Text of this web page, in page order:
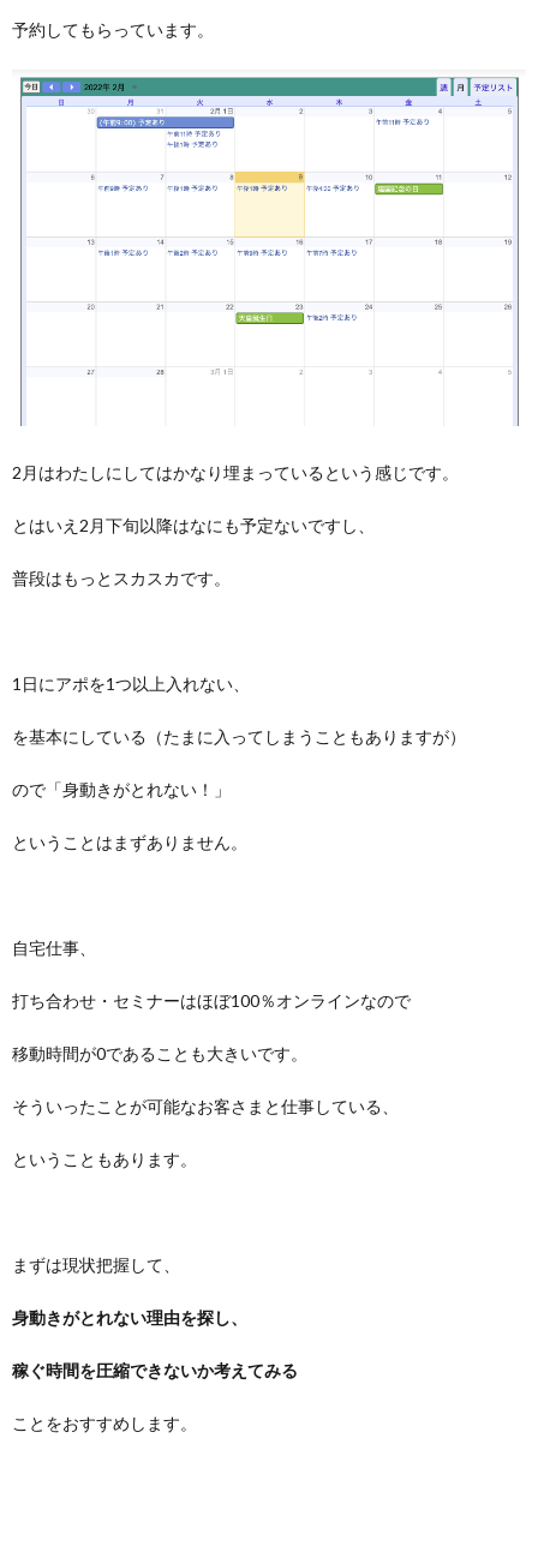
予約してもらっています。
2月はわたしにしてはかなり埋まっているという感じです。
とはいえ2月下旬以降はなにも予定ないですし、
普段はもっとスカスカです。
1日にアポを1つ以上入れない、
を基本にしている（たまに入ってしまうこともありますが）
ので「身動きがとれない！」
ということはまずありません。
自宅仕事、
打ち合わせ・セミナーはほぼ100％オンラインなので
移動時間が0であることも大きいです。
そういったことが可能なお客さまと仕事している、
ということもあります。
まずは現状把握して、
身動きがとれない理由を探し、
稼ぐ時間を圧縮できないか考えてみる
ことをおすすめします。